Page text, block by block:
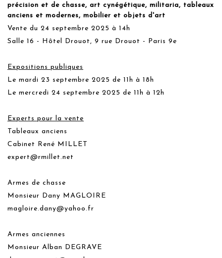
précision et de chasse, art cynégétique, militaria, tableaux
anciens et modernes, mobilier et objets d'art
Vente du 24 septembre 2025 à 14h
Salle 16 - Hôtel Drouot, 9 rue Drouot - Paris 9e
Expositions publiques
Le mardi 23 septembre 2025 de 11h à 18h
Le mercredi 24 septembre 2025 de 11h à 12h
Experts pour la vente
Tableaux anciens
Cabinet René MILLET
expert@rmillet.net
Armes de chasse
Monsieur Dany MAGLOIRE
magloire.dany@yahoo.fr
Armes anciennes
Monsieur Alban DEGRAVE